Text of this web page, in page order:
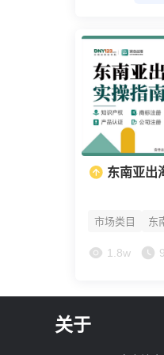
东南亚出
市场类目 东
1.8w
关于